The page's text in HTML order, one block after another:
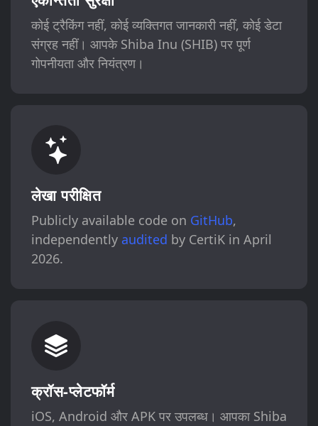
कोई ट्रैकिंग नहीं, कोई व्यक्तिगत जानकारी नहीं, कोई डेटा
संग्रह नहीं। आपके Shiba Inu (SHIB) पर पूर्ण
गोपनीयता और नियंत्रण।
लेखा परीक्षित
Publicly available code on GitHub,
independently audited by CertiK in April
2026.
क्रॉस-प्लेटफॉर्म
iOS, Android और APK पर उपलब्ध। आपका Shiba